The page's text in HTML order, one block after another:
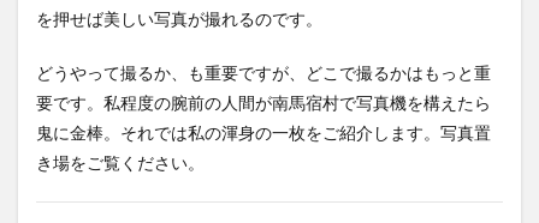
を押せば美しい写真が撮れるのです。
どうやって撮るか、も重要ですが、どこで撮るかはもっと重
要です。私程度の腕前の人間が南馬宿村で写真機を構えたら
鬼に金棒。それでは私の渾身の一枚をご紹介します。写真置
き場をご覧ください。